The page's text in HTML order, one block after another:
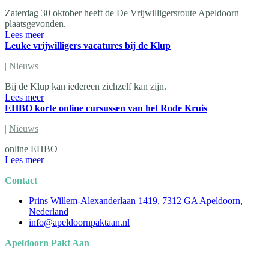
Zaterdag 30 oktober heeft de De Vrijwilligersroute Apeldoorn
plaatsgevonden.
Lees meer
Leuke vrijwilligers vacatures bij de Klup
| Nieuws
Bij de Klup kan iedereen zichzelf kan zijn.
Lees meer
EHBO korte online cursussen van het Rode Kruis
| Nieuws
online EHBO
Lees meer
Contact
Prins Willem-Alexanderlaan 1419, 7312 GA Apeldoorn,
Nederland
info@apeldoornpaktaan.nl
Apeldoorn Pakt Aan